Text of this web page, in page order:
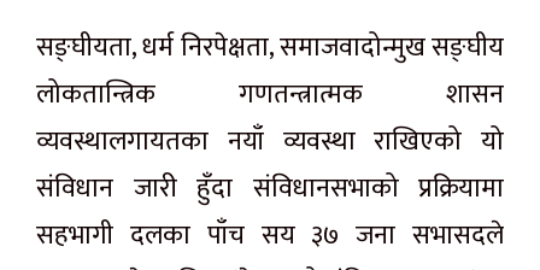
सङ्घीयता, धर्म निरपेक्षता, समाजवादोन्मुख सङ्घीय
लोकतान्त्रिक गणतन्त्रात्मक शासन
व्यवस्थालगायतका नयाँ व्यवस्था राखिएको यो
संविधान जारी हुँदा संविधानसभाको प्रक्रियामा
सहभागी दलका पाँच सय ३७ जना सभासदले